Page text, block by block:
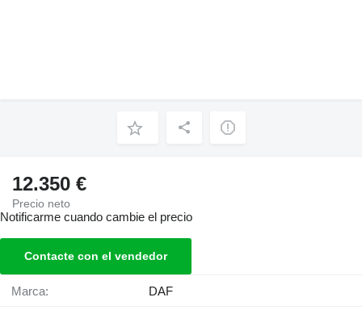
12.350 €
Precio neto
Notificarme cuando cambie el precio
Contacte con el vendedor
Marca: DAF